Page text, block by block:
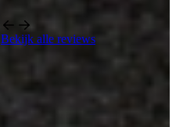
Bekijk alle reviews